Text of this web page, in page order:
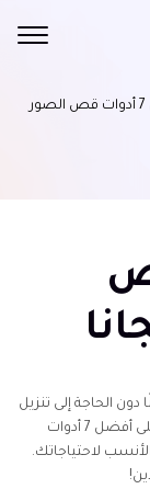
أفضل 7 أدوات قص الصور
قص
الحاجة إلى تنزيل
برامج معقدة؟ في هذه المقالة، سوف نسلط الضوء على أفضل 7 أدوات
لاحتياجاتك.